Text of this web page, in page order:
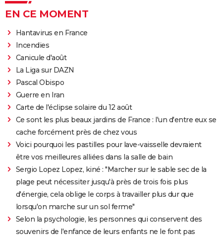
EN CE MOMENT
Hantavirus en France
Incendies
Canicule d'août
La Liga sur DAZN
Pascal Obispo
Guerre en Iran
Carte de l'éclipse solaire du 12 août
Ce sont les plus beaux jardins de France : l'un d'entre eux se
cache forcément près de chez vous
Voici pourquoi les pastilles pour lave-vaisselle devraient
être vos meilleures alliées dans la salle de bain
Sergio Lopez Lopez, kiné : "Marcher sur le sable sec de la
plage peut nécessiter jusqu'à près de trois fois plus
d'énergie, cela oblige le corps à travailler plus dur que
lorsqu'on marche sur un sol ferme"
Selon la psychologie, les personnes qui conservent des
souvenirs de l'enfance de leurs enfants ne le font pas